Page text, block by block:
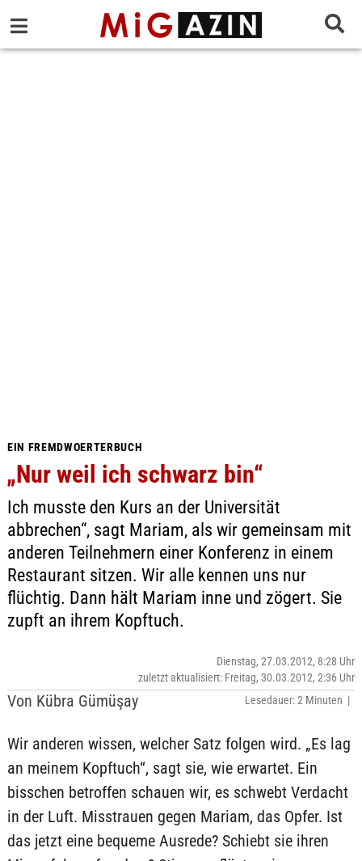
EIN FREMDWOERTERBUCH
„Nur weil ich schwarz bin“
Ich musste den Kurs an der Universität
abbrechen“, sagt Mariam, als wir gemeinsam mit
anderen Teilnehmern einer Konferenz in einem
Restaurant sitzen. Wir alle kennen uns nur
flüchtig. Dann hält Mariam inne und zögert. Sie
zupft an ihrem Kopftuch.
Von Kübra Gümüşay
Dienstag, 27.03.2012, 8:28 Uhr
zuletzt aktualisiert: Freitag, 30.03.2012, 2:36 Uhr
Lesedauer: 2 Minuten |
Wir anderen wissen, welcher Satz folgen wird. „Es lag
an meinem Kopftuch“, sagt sie, wie erwartet. Ein
bisschen betroffen schauen wir, es schwebt Verdacht
in der Luft. Misstrauen gegen Mariam, das Opfer. Ist
das jetzt eine bequeme Ausrede? Schiebt sie ihren